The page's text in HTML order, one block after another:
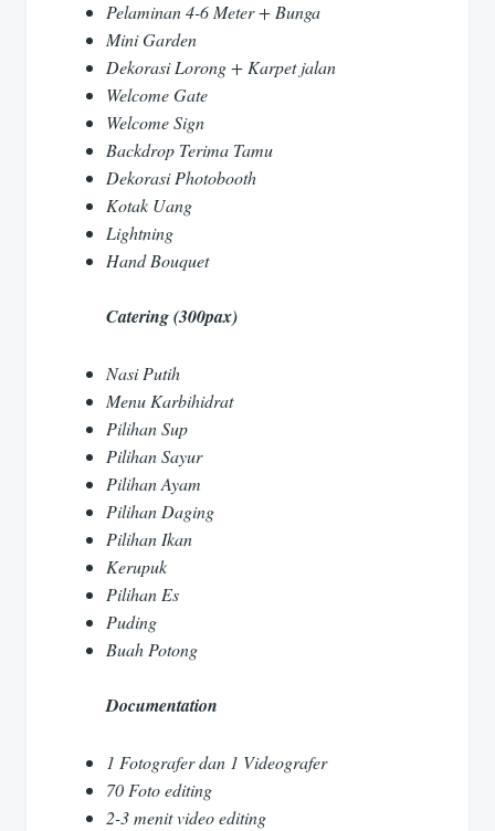
Pelaminan 4-6 Meter + Bunga
Mini Garden
Dekorasi Lorong + Karpet jalan
Welcome Gate
Welcome Sign
Backdrop Terima Tamu
Dekorasi Photobooth
Kotak Uang
Lightning
Hand Bouquet
Catering (300pax)
Nasi Putih
Menu Karbihidrat
Pilihan Sup
Pilihan Sayur
Pilihan Ayam
Pilihan Daging
Pilihan Ikan
Kerupuk
Pilihan Es
Puding
Buah Potong
Documentation
1 Fotografer dan 1 Videografer
70 Foto editing
2-3 menit video editing